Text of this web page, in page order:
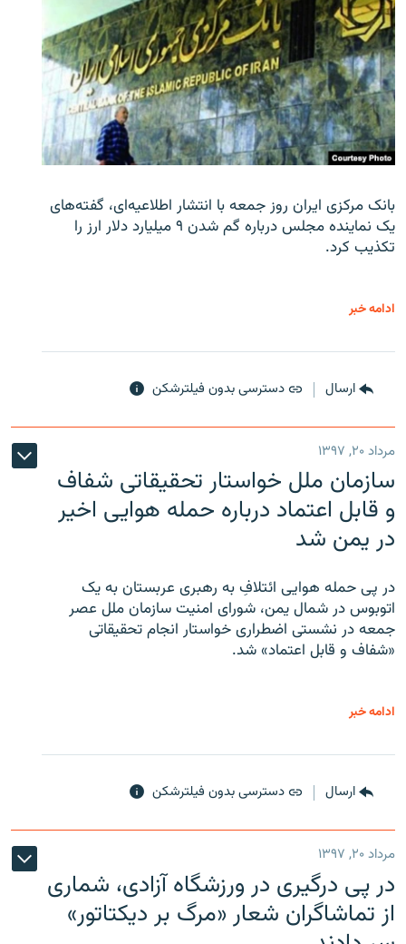
بانک مرکزی ایران روز جمعه با انتشار اطلاعیه‌ای، گفته‌های
یک نماینده مجلس درباره گم شدن ۹ میلیارد دلار ارز را
تکذیب کرد.
ادامه خبر
ارسال دسترسی بدون فیلترشکن
مرداد ۲۰, ۱۳۹۷
سازمان ملل خواستار تحقیقاتی شفاف
و قابل اعتماد درباره حمله هوایی اخیر
در یمن شد
در پی حمله هوایی ائتلافِ به رهبری عربستان به یک
اتوبوس در شمال یمن، شورای امنیت سازمان ملل عصر
جمعه در نشستی اضطراری خواستار انجام تحقیقاتی
«شفاف و قابل اعتماد» شد.
ادامه خبر
ارسال دسترسی بدون فیلترشکن
مرداد ۲۰, ۱۳۹۷
در پی درگیری در ورزشگاه آزادی، شماری
از تماشاگران شعار «مرگ بر دیکتاتور»